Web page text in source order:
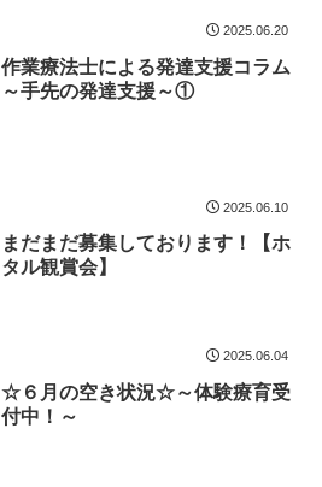
2025.06.20
作業療法士による発達支援コラム
～手先の発達支援～①
2025.06.10
まだまだ募集しております！【ホ
タル観賞会】
2025.06.04
☆６月の空き状況☆～体験療育受
付中！～